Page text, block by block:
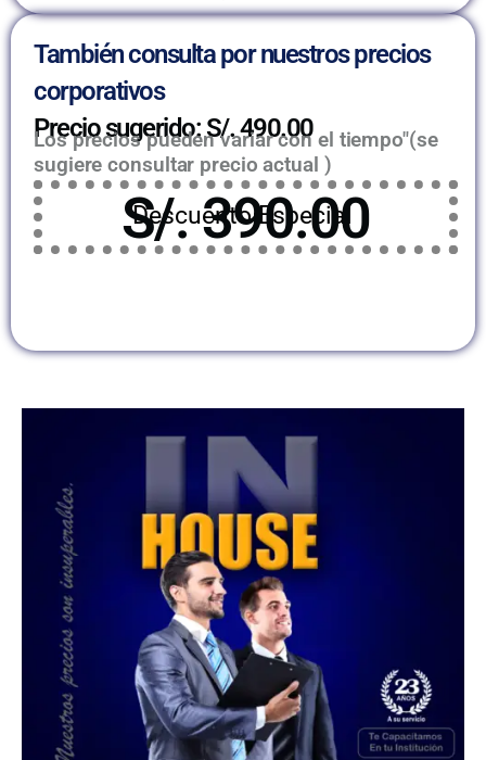
También consulta por nuestros precios
corporativos
Precio sugerido: S/. 490.00
Los precios pueden variar con el tiempo"(se
sugiere consultar precio actual )
Descuento Especial
S/. 390.00